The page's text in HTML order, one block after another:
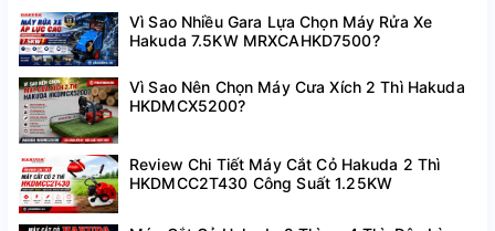
Vì Sao Nhiều Gara Lựa Chọn Máy Rửa Xe
Hakuda 7.5KW MRXCAHKD7500?
Vì Sao Nên Chọn Máy Cưa Xích 2 Thì Hakuda
HKDMCX5200?
Review Chi Tiết Máy Cắt Cỏ Hakuda 2 Thì
HKDMCC2T430 Công Suất 1.25KW